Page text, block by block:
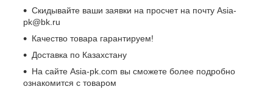
Скидывайте ваши заявки на просчет на почту Asia-
pk@bk.ru
Качество товара гарантируем!
Доставка по Казахстану
На сайте Asia-pk.com вы сможете более подробно
ознакомится с товаром